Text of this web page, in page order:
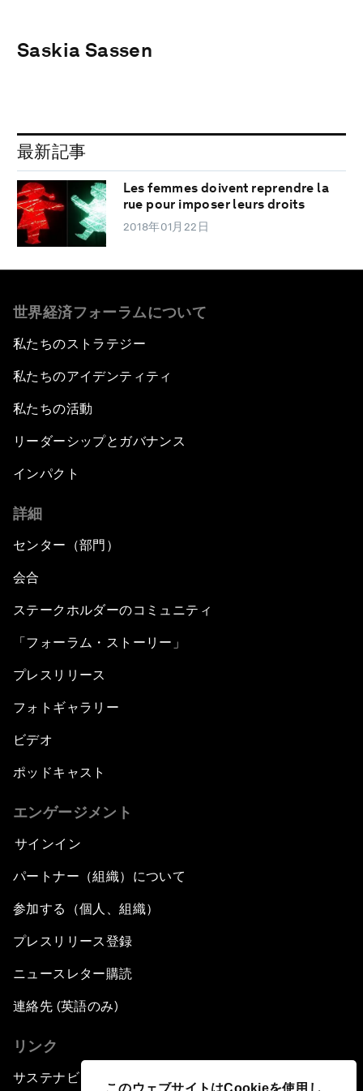
このウェブサイトはCookieを使用し
Saskia Sassen
最新記事
Les femmes doivent reprendre la
rue pour imposer leurs droits
2018年01月22日
世界経済フォーラムについて
私たちのストラテジー
私たちのアイデンティティ
私たちの活動
リーダーシップとガバナンス
インパクト
詳細
センター（部門）
会合
ステークホルダーのコミュニティ
「フォーラム・ストーリー」
プレスリリース
フォトギャラリー
ビデオ
ポッドキャスト
エンゲージメント
サインイン
パートナー（組織）について
参加する（個人、組織）
プレスリリース登録
ニュースレター購読
連絡先 (英語のみ)
リンク
サステナビリティへの取り組み